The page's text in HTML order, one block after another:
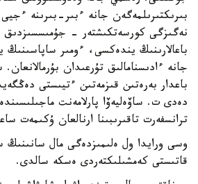
بىرىكتىرىلمەگەن جانە ءبىر-بىرىنە
نەگىزگى كورسەتكىشتەر - جۇمىسسىزدىق
باعالارىنىڭ يندەكسى، ءومىر ساپاسىنىڭ
جانە ءادىسنامالىق تۇرعىدان
باعدار بەرەتىن قىزمەتىن ءتيىستى
دەدى ت. ساۆەليەۆا پارلامەنت
ترانسفەرت تاقىرىبىنا ارنالعان ۇكىمەت
وسى ورايدا ول ەلىمىزدەگى مال سانىنىڭ
قاتىستى كەمشىلىكتەردى ەسكە سالدى.